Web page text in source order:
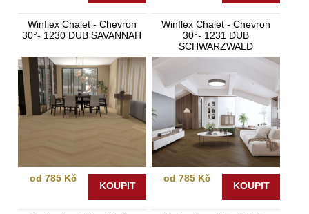
Winflex Chalet - Chevron
30°- 1230 DUB SAVANNAH
od 785 Kč
KOUPIT
Winflex Chalet - Chevron
30°- 1231 DUB
SCHWARZWALD
od 785 Kč
KOUPIT